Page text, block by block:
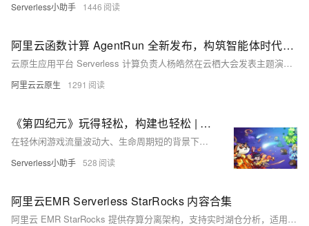
Serverless小助手 1446
阿里云函数计算 AgentRun 全新发布，构筑智能体时代的基础设施
云原生应用平台 Serverless 计算负责人杨皓然在云栖大会发表主题演讲“Serverless Agent 基础设施：助力大规模 Agent 部署与运维”。本议题深入介绍了阿里云以函数计算为核心打造的 Agent 基础设施——AgentRun，阐述其如何通过创新的运行时、模型服务、网关及可观测体系，为企业构筑坚实、高效、安全的 Agent 时代基石。
阿里云云原生 1291
《第四纪元》玩得轻松，构建也轻松 | 阿里云云原生 API 网关、函数计算助力 IGame 快速构建轻休闲游戏
在轻休闲游戏流量波动大、生命周期短的背景下，传统架构难以应对成本与扩展挑战。本文介绍了基于阿里云函数计算 FC 和 Redis 构建的新一代服务器架构，实现弹性伸缩、成本优化与高效运维，助力轻休闲游戏快速迭代与稳定运营，提升开发效率并降低运维复杂度。
Serverless小助手 528
阿里云EMR Serverless StarRocks 内容合集
阿里云 EMR StarRocks 提供存算分离架构，支持实时湖仓分析，适用于多种 OLAP 场景。结合 Paimon 与 Flink，助力企业高效处理海量数据，广泛应用于游戏、教育、生活服务等领域，显著提升数据分析效率与业务响应速度。